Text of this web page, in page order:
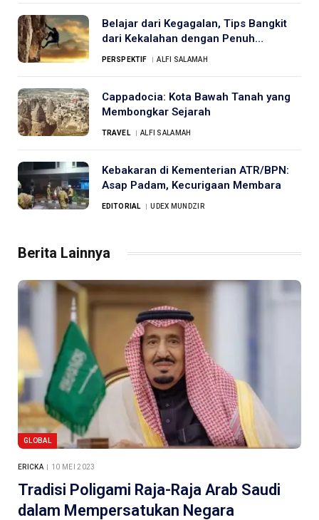
Belajar dari Kegagalan, Tips Bangkit
dari Kekalahan dengan Penuh
Semangat
PERSPEKTIF ALFI SALAMAH
Cappadocia: Kota Bawah Tanah yang
Membongkar Sejarah
TRAVEL ALFI SALAMAH
Kebakaran di Kementerian ATR/BPN:
Asap Padam, Kecurigaan Membara
EDITORIAL UDEX MUNDZIR
Berita Lainnya
GLOBAL
ERICKA 10 MEI 2023
Tradisi Poligami Raja-Raja Arab Saudi
dalam Mempersatukan Negara